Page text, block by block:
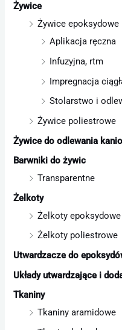
Żywice
Żywice epoksydowe
Aplikacja ręczna
Infuzyjna, rtm
Impregnacja
Stolarstwo i
Żywice poliestrowe
Żywice do odlewania
Barwniki do żywic
Transparentne
Żelkoty
Żelkoty epoksydowe
Żelkoty poliestrowe
Utwardzacze do
Układy utwardzające i
Tkaniny
Tkaniny aramidowe